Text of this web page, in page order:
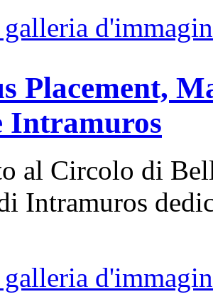
Placement,
Intramuros
al Circolo di
Intramuros